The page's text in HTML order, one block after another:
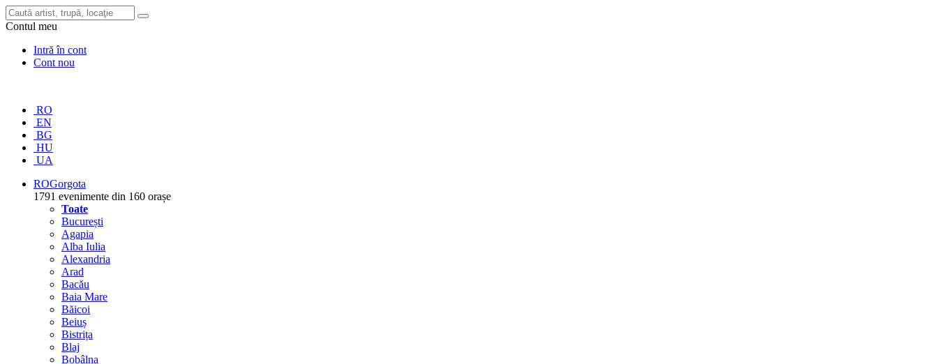
Contul meu
Intră în cont
Cont nou
RO
EN
BG
HU
UA
ROGorgota
1791 evenimente din 160 orașe
Toate
București
Agapia
Alba Iulia
Alexandria
Arad
Bacău
Baia Mare
Băicoi
Beiuș
Bistrița
Blaj
Bobâlna